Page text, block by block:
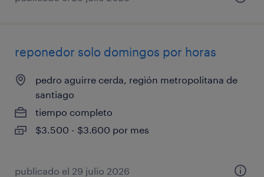
reponedor solo domingos por horas
pedro aguirre cerda, región metropolitana de
santiago
tiempo completo
$3.500 - $3.600 por mes
publicado el 29 julio 2026